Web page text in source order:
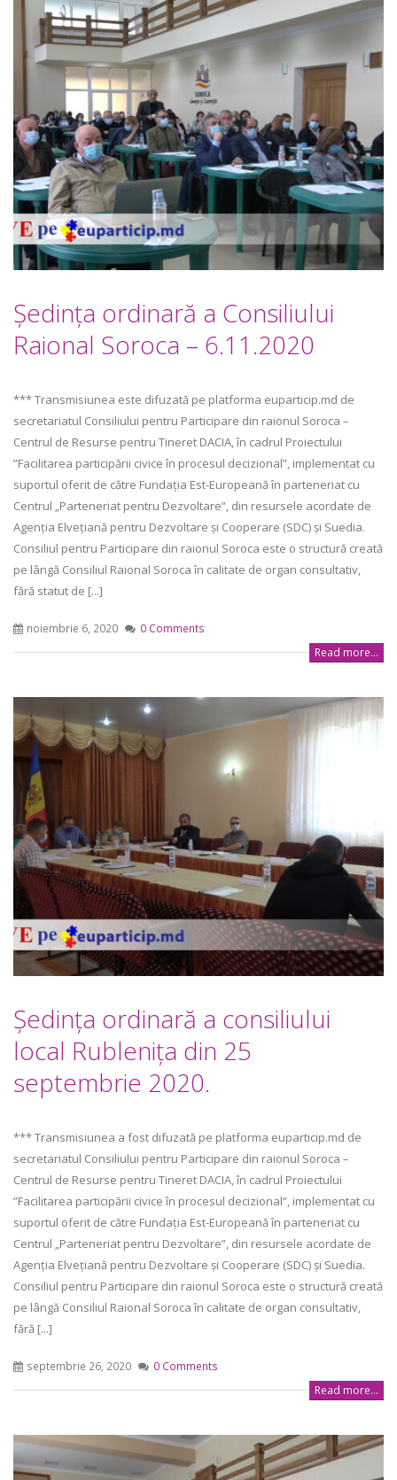
Şedinţa ordinară a Consiliului
Raional Soroca – 6.11.2020
*** Transmisiunea este difuzată pe platforma euparticip.md de
secretariatul Consiliului pentru Participare din raionul Soroca –
Centrul de Resurse pentru Tineret DACIA, în cadrul Proiectului
”Facilitarea participării civice în procesul decizional”, implementat cu
suportul oferit de către Fundația Est-Europeană în parteneriat cu
Centrul „Parteneriat pentru Dezvoltare”, din resursele acordate de
Agenția Elvețiană pentru Dezvoltare și Cooperare (SDC) și Suedia.
Consiliul pentru Participare din raionul Soroca este o structură creată
pe lângă Consiliul Raional Soroca în calitate de organ consultativ,
fără statut de [...]
noiembrie 6, 2020 0 Comments
Read more...
Ședința ordinară a consiliului
local Rublenița din 25
septembrie 2020.
*** Transmisiunea a fost difuzată pe platforma euparticip.md de
secretariatul Consiliului pentru Participare din raionul Soroca –
Centrul de Resurse pentru Tineret DACIA, în cadrul Proiectului
”Facilitarea participării civice în procesul decizional”, implementat cu
suportul oferit de către Fundația Est-Europeană în parteneriat cu
Centrul „Parteneriat pentru Dezvoltare”, din resursele acordate de
Agenția Elvețiană pentru Dezvoltare și Cooperare (SDC) și Suedia.
Consiliul pentru Participare din raionul Soroca este o structură creată
pe lângă Consiliul Raional Soroca în calitate de organ consultativ,
fără [...]
septembrie 26, 2020 0 Comments
Read more...